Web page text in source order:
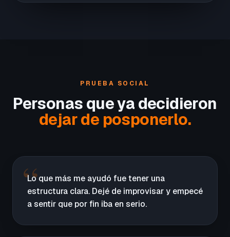
PRUEBA SOCIAL
Personas que ya decidieron
dejar de posponerlo.
Lo que más me ayudó fue tener una
estructura clara. Dejé de improvisar y empecé
a sentir que por fin iba en serio.